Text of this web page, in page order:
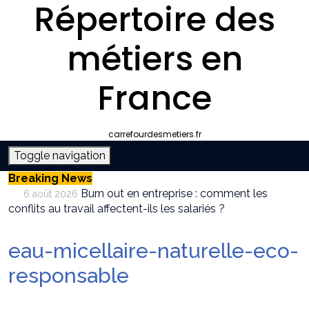
Répertoire des
métiers en
France
carrefourdesmetiers.fr
Toggle navigation
Breaking News
6 août 2026 Burn out en entreprise : comment les
conflits au travail affectent-ils les salariés ?
30 juillet 2026 Quelle plateforme freelance choisir pour
décrocher des missions récurrentes ?
28 juillet 2026 SEO et IA : Comment optimiser votre site
eau-micellaire-naturelle-eco-
responsable